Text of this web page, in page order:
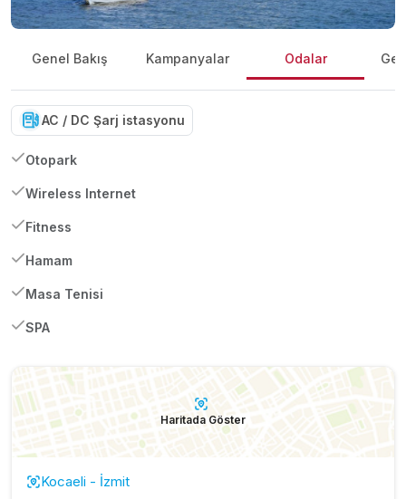
Genel Bakış Kampanyalar Odalar
AC / DC Şarj istasyonu
Otopark
Wireless Internet
Fitness
Hamam
Masa Tenisi
SPA
Haritada Göster
Kocaeli - İzmit